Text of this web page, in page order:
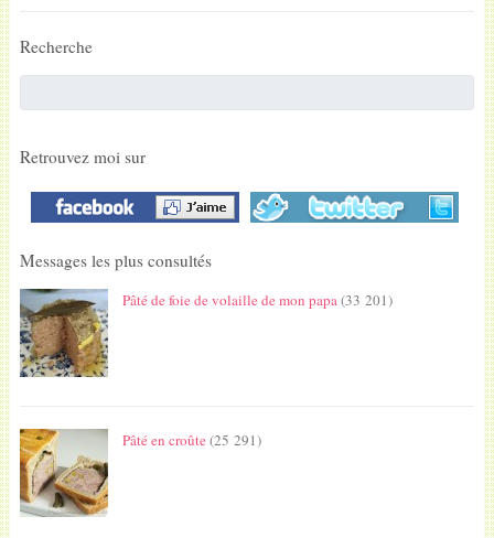
Recherche
Retrouvez moi sur
Messages les plus consultés
Pâté de foie de volaille de mon papa(33 201)
Pâté en croûte(25 291)